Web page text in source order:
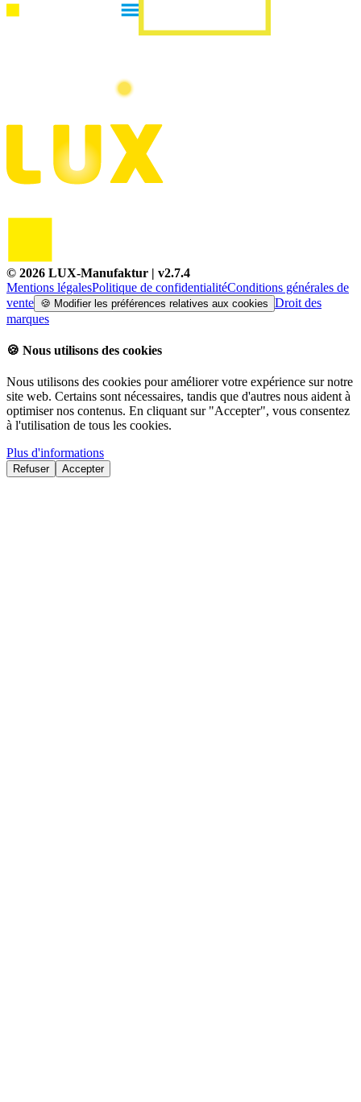
© 2026 LUX-Manufaktur | v2.7.4
Mentions légalesPolitique de confidentialitéConditions générales de
vente 🍪 Modifier les préférences relatives aux cookies Droit des
marques
🍪 Nous utilisons des cookies
Nous utilisons des cookies pour améliorer votre expérience sur notre
site web. Certains sont nécessaires, tandis que d'autres nous aident à
optimiser nos contenus. En cliquant sur "Accepter", vous consentez
à l'utilisation de tous les cookies.
Plus d'informations
Refuser Accepter